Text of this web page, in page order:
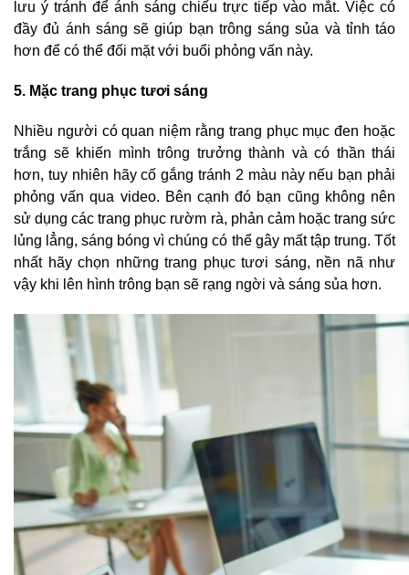
lưu ý tránh để ánh sáng chiếu trực tiếp vào mắt. Việc có
đầy đủ ánh sáng sẽ giúp bạn trông sáng sủa và tỉnh táo
hơn để có thể đối mặt với buổi phỏng vấn này.
5. Mặc trang phục tươi sáng
Nhiều người có quan niệm rằng trang phục mục đen hoặc
trắng sẽ khiến mình trông trưởng thành và có thần thái
hơn, tuy nhiên hãy cố gắng tránh 2 màu này nếu bạn phải
phỏng vấn qua video. Bên cạnh đó bạn cũng không nên
sử dụng các trang phục rườm rà, phản cảm hoặc trang sức
lủng lẳng, sáng bóng vì chúng có thể gây mất tập trung. Tốt
nhất hãy chọn những trang phục tươi sáng, nền nã như
vậy khi lên hình trông bạn sẽ rạng ngời và sáng sủa hơn.